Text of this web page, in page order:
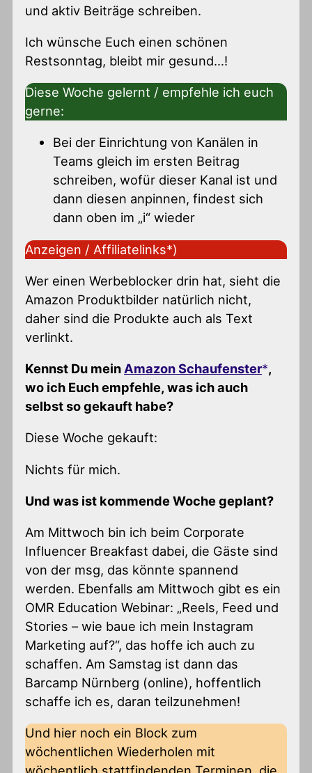
und aktiv Beiträge schreiben.
Ich wünsche Euch einen schönen
Restsonntag, bleibt mir gesund…!
Diese Woche gelernt / empfehle ich euch
gerne:
Bei der Einrichtung von Kanälen in
Teams gleich im ersten Beitrag
schreiben, wofür dieser Kanal ist und
dann diesen anpinnen, findest sich
dann oben im „i“ wieder
Anzeigen / Affiliatelinks*)
Wer einen Werbeblocker drin hat, sieht die
Amazon Produktbilder natürlich nicht,
daher sind die Produkte auch als Text
verlinkt.
Kennst Du mein Amazon Schaufenster ,
wo ich Euch empfehle, was ich auch
selbst so gekauft habe?
Diese Woche gekauft:
Nichts für mich.
Und was ist kommende Woche geplant?
Am Mittwoch bin ich beim Corporate
Influencer Breakfast dabei, die Gäste sind
von der msg, das könnte spannend
werden. Ebenfalls am Mittwoch gibt es ein
OMR Education Webinar: „Reels, Feed und
Stories – wie baue ich mein Instagram
Marketing auf?“, das hoffe ich auch zu
schaffen. Am Samstag ist dann das
Barcamp Nürnberg (online), hoffentlich
schaffe ich es, daran teilzunehmen!
Und hier noch ein Block zum
wöchentlichen Wiederholen mit